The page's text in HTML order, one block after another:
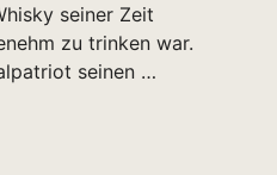
seiner Zeit
zu trinken war.
seinen …